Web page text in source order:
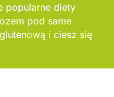
popularne diety
pod same
i ciesz się